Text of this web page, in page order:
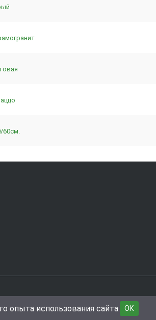
опыта использования сайта. ОК
60см.
и возврата Условия использования сайта